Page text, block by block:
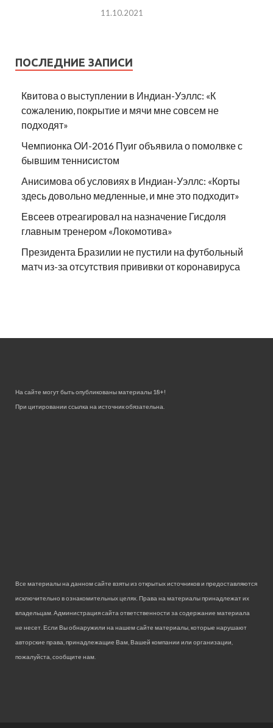
11.10.2021
ПОСЛЕДНИЕ ЗАПИСИ
Квитова о выступлении в Индиан-Уэллс: «К
сожалению, покрытие и мячи мне совсем не
подходят»
Чемпионка ОИ-2016 Пуиг объявила о помолвке с
бывшим теннисистом
Анисимова об условиях в Индиан-Уэллс: «Корты
здесь довольно медленные, и мне это подходит»
Евсеев отреагировал на назначение Гисдоля
главным тренером «Локомотива»
Президента Бразилии не пустили на футбольный
матч из-за отсутствия прививки от коронавируса
На сайте могут быть опубликованы материалы 18+!
При цитировании ссылка на источник обязательна.
Все материалы на данном сайте взяты из открытых источников и предоставляются
исключительно в ознакомительных целях. Права на материалы принадлежат их
владельцам. Администрация сайта ответственности за содержание материала
не несет. Если Вы обнаружили на нашем сайте материалы, которые нарушают
авторские права, принадлежащие Вам, Вашей компании или организации,
пожалуйста, сообщите нам.